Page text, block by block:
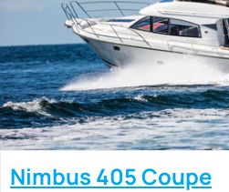
Nimbus 405 Coupe